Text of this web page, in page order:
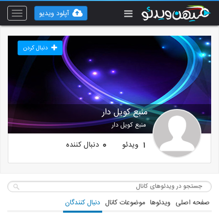
Toggle
آپلود ویدیو
منبع کویل دار
منبع کویل دار
دنبال کردن
1 ویدئو 0 دنبال کننده
صفحه اصلی ویدئوها موضوعات کانال دنبال کنندگان